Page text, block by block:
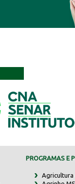
PROGRAMAS E
Agricultura